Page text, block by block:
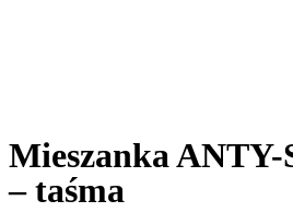
Mieszanka
– taśma